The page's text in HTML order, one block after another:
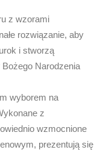
z wzorami
rozwiązanie, aby
i stworzą
Narodzenia
wyborem na
z
wzmocnione
prezentują się